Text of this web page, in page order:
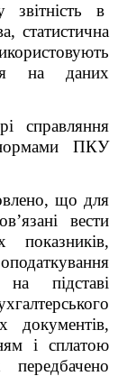
звітність в
статистична
на даних
справляння
ПКУ
що для
вести
підставі
документів,
і сплатою